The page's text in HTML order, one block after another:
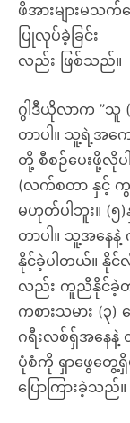
ဖိအားများမသ
ပြုလုပ်ခဲ့ခြင်း
လည်း ဖြစ်သည်။
ဂွါဒီယိုလာက ”သူ
တာပါ။ သူ့ရဲ့အက
တို့ စီစဉ်ပေးဖို့လို
(လက်စတာ နှင့် ကွ
မဟုတ်ပါဘူး။ (
တာပါ။ သူ့အနေနဲ့
နိုင်ခဲ့ပါတယ်။ နိုင်
လည်း ကူညီနိုင်ခဲ့တ
ကစားသမား (၃
ဂရီးလစ်ရှ်အနေ
ပုံစံကို ရှာဖွေတွေ့
ပြောကြားခဲ့သည်။